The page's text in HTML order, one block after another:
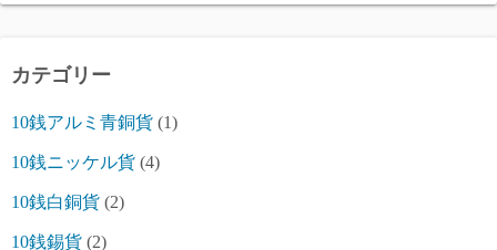
カテゴリー
10銭アルミ青銅貨 (1)
10銭ニッケル貨 (4)
10銭白銅貨 (2)
10銭錫貨 (2)